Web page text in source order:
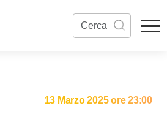
13 Marzo 2025 ore 23:00